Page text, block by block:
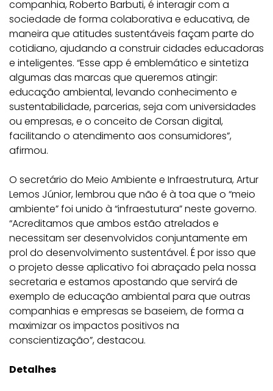
companhia, Roberto Barbuti, é interagir com a
sociedade de forma colaborativa e educativa, de
maneira que atitudes sustentáveis façam parte do
cotidiano, ajudando a construir cidades educadoras
e inteligentes. “Esse app é emblemático e sintetiza
algumas das marcas que queremos atingir:
educação ambiental, levando conhecimento e
sustentabilidade, parcerias, seja com universidades
ou empresas, e o conceito de Corsan digital,
facilitando o atendimento aos consumidores”,
afirmou.
O secretário do Meio Ambiente e Infraestrutura, Artur
Lemos Júnior, lembrou que não é à toa que o “meio
ambiente” foi unido à “infraestutura” neste governo.
“Acreditamos que ambos estão atrelados e
necessitam ser desenvolvidos conjuntamente em
prol do desenvolvimento sustentável. É por isso que
o projeto desse aplicativo foi abraçado pela nossa
secretaria e estamos apostando que servirá de
exemplo de educação ambiental para que outras
companhias e empresas se baseiem, de forma a
maximizar os impactos positivos na
conscientização”, destacou.
Detalhes